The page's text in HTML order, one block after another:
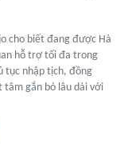
cho biết đang được Hà
hỗ trợ tối đa trong
tục nhập tịch, đồng
gắn bó lâu dài với